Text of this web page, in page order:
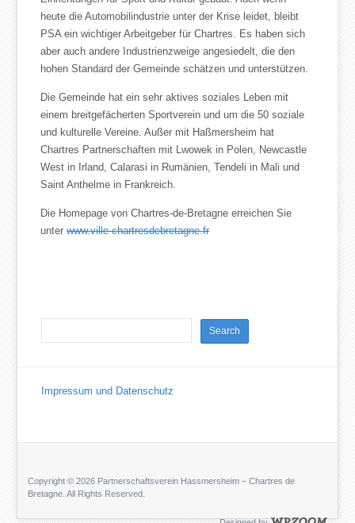
heute die Automobilindustrie unter der Krise leidet, bleibt
PSA ein wichtiger Arbeitgeber für Chartres. Es haben sich
aber auch andere Industrienzweige angesiedelt, die den
hohen Standard der Gemeinde schätzen und unterstützen.
Die Gemeinde hat ein sehr aktives soziales Leben mit
einem breitgefächerten Sportverein und um die 50 soziale
und kulturelle Vereine. Außer mit Haßmersheim hat
Chartres Partnerschaften mit Lwowek in Polen, Newcastle
West in Irland, Calarasi in Rumänien, Tendeli in Mali und
Saint Anthelme in Frankreich.
Die Homepage von Chartres-de-Bretagne erreichen Sie
unterwww.ville-chartresdebretagne.fr
Impressum und Datenschutz
Copyright © 2026 Partnerschaftsverein Hassmersheim – Chartres de
Bretagne. All Rights Reserved.